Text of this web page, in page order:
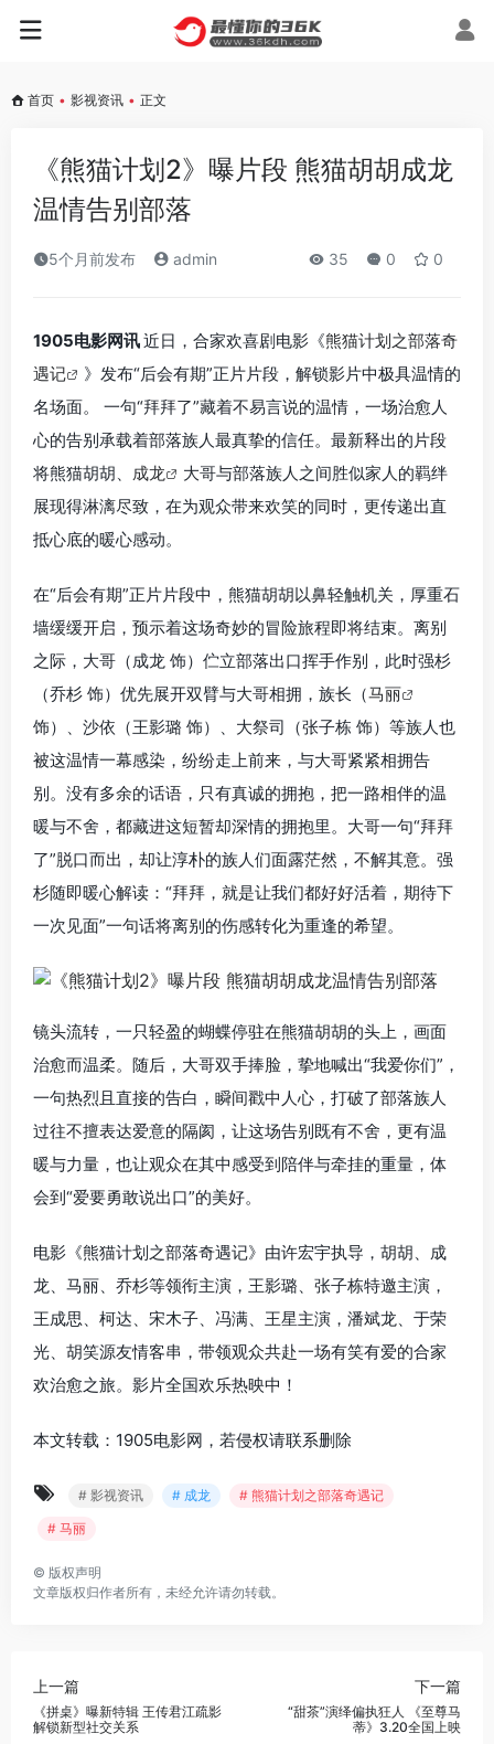
首页 • 影视资讯 • 正文
《熊猫计划2》曝片段 熊猫胡胡成龙
温情告别部落
5个月前发布 admin 35 0 0
1905电影网讯近日，合家欢喜剧电影《熊猫计划之部落奇
遇记
》发布“后会有期”正片片段，解锁影片中极具温情的
名场面。 一句“拜拜了”藏着不易言说的温情，一场治愈人
心的告别承载着部落族人最真挚的信任。最新释出的片段
将熊猫胡胡、 成龙
大哥与部落族人之间胜似家人的羁绊
展现得淋漓尽致，在为观众带来欢笑的同时，更传递出直
抵心底的暖心感动。
在“后会有期”正片片段中，熊猫胡胡以鼻轻触机关，厚重石
墙缓缓开启，预示着这场奇妙的冒险旅程即将结束。离别
之际，大哥（成龙 饰）伫立部落出口挥手作别，此时强杉
（乔杉 饰）优先展开双臂与大哥相拥，族长（马丽
饰）、沙依（王影璐 饰）、大祭司（张子栋 饰）等族人也
被这温情一幕感染，纷纷走上前来，与大哥紧紧相拥告
别。没有多余的话语，只有真诚的拥抱，把一路相伴的温
暖与不舍，都藏进这短暂却深情的拥抱里。大哥一句“拜拜
了”脱口而出，却让淳朴的族人们面露茫然，不解其意。强
杉随即暖心解读：“拜拜，就是让我们都好好活着，期待下
一次见面”一句话将离别的伤感转化为重逢的希望。
镜头流转，一只轻盈的蝴蝶停驻在熊猫胡胡的头上，画面
治愈而温柔。随后，大哥双手捧脸，挚地喊出“我爱你们”，
一句热烈且直接的告白，瞬间戳中人心，打破了部落族人
过往不擅表达爱意的隔阂，让这场告别既有不舍，更有温
暖与力量，也让观众在其中感受到陪伴与牵挂的重量，体
会到“爱要勇敢说出口”的美好。
电影《熊猫计划之部落奇遇记》由许宏宇执导，胡胡、成
龙、马丽、乔杉等领衔主演，王影璐、张子栋特邀主演，
王成思、柯达、宋木子、冯满、王星主演，潘斌龙、于荣
光、胡笑源友情客串，带领观众共赴一场有笑有爱的合家
欢治愈之旅。影片全国欢乐热映中！
本文转载：1905电影网，若侵权请联系删除
# 影视资讯 # 成龙
# 熊猫计划之部落奇遇记
# 马丽
© 版权声明
文章版权归作者所有，未经允许请勿转载。
上一篇
《拼桌》曝新特辑 王传君江疏影
解锁新型社交关系
下一篇
“甜茶”演绎偏执狂人 《至尊马
蒂》3.20全国上映